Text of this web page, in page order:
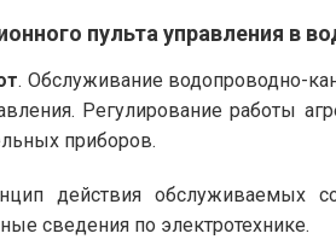
пульта управления в
. Обслуживание водопроводно-
Регулирование работы
приборов.
действия обслуживаемых
сведения по электротехнике.